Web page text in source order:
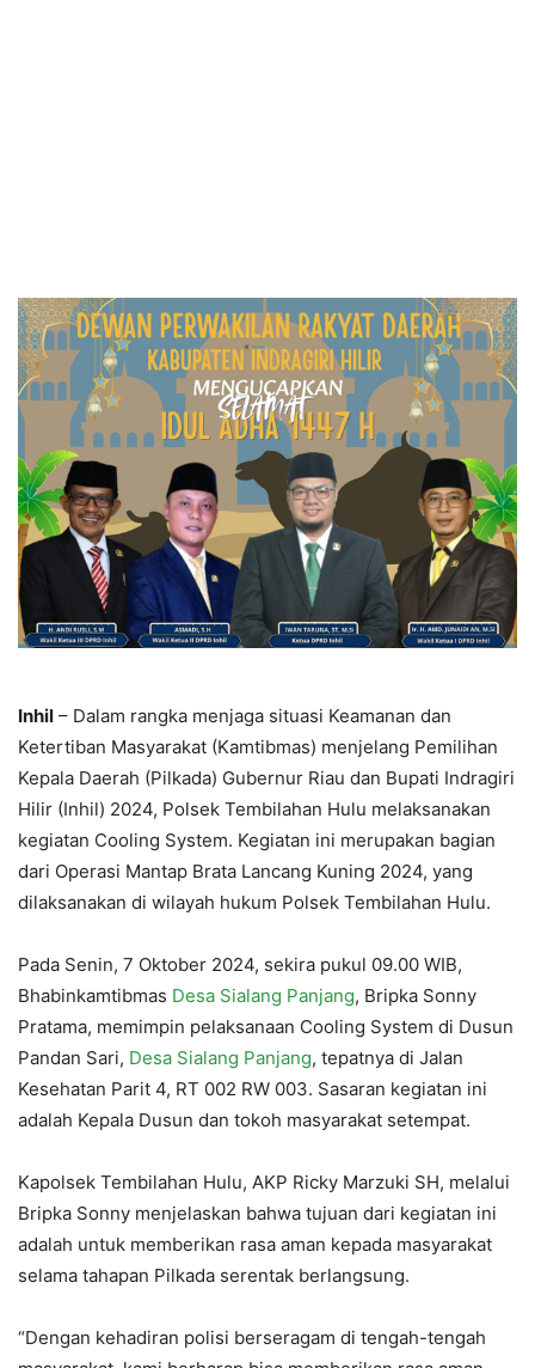
Inhil – Dalam rangka menjaga situasi Keamanan dan
Ketertiban Masyarakat (Kamtibmas) menjelang Pemilihan
Kepala Daerah (Pilkada) Gubernur Riau dan Bupati Indragiri
Hilir (Inhil) 2024, Polsek Tembilahan Hulu melaksanakan
kegiatan Cooling System. Kegiatan ini merupakan bagian
dari Operasi Mantap Brata Lancang Kuning 2024, yang
dilaksanakan di wilayah hukum Polsek Tembilahan Hulu.
Pada Senin, 7 Oktober 2024, sekira pukul 09.00 WIB,
Bhabinkamtibmas Desa Sialang Panjang, Bripka Sonny
Pratama, memimpin pelaksanaan Cooling System di Dusun
Pandan Sari, Desa Sialang Panjang, tepatnya di Jalan
Kesehatan Parit 4, RT 002 RW 003. Sasaran kegiatan ini
adalah Kepala Dusun dan tokoh masyarakat setempat.
Kapolsek Tembilahan Hulu, AKP Ricky Marzuki SH, melalui
Bripka Sonny menjelaskan bahwa tujuan dari kegiatan ini
adalah untuk memberikan rasa aman kepada masyarakat
selama tahapan Pilkada serentak berlangsung.
“Dengan kehadiran polisi berseragam di tengah-tengah